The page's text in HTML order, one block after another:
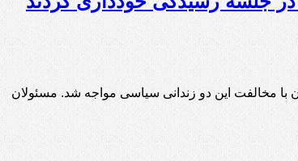
و یوسف کاری، دو فعال مدنی آذربایجانی، به جلسه رسیدگی در شعبه ۲۸ دادگاه انقلاب تهران با مخالفت این دو زندانی سیاسی مواجه شد. مسئولان